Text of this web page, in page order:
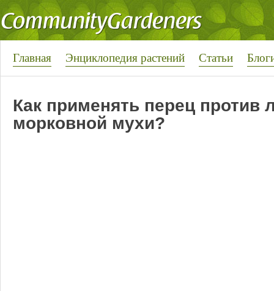
Главная Энциклопедия растений Статьи
Как применять перец против
морковной мухи?